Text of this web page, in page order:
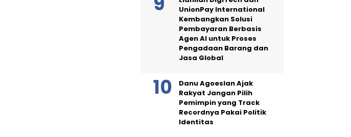
UnionPay International
Kembangkan Solusi
Pembayaran Berbasis
Agen AI untuk Proses
Pengadaan Barang dan
Jasa Global
Danu Agoeslan Ajak
Rakyat Jangan Pilih
Pemimpin yang Track
Recordnya Pakai Politik
Identitas